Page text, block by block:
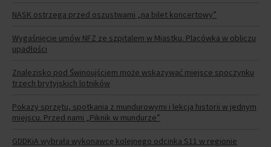
NASK ostrzega przed oszustwami „na bilet koncertowy”
Wygaśnięcie umów NFZ ze szpitalem w Miastku. Placówka w obliczu
upadłości
Znalezisko pod Świnoujściem może wskazywać miejsce spoczynku
trzech brytyjskich lotników
Pokazy sprzętu, spotkania z mundurowymi i lekcja historii w jednym
miejscu. Przed nami „Piknik w mundurze”
GDDKiA wybrała wykonawcę kolejnego odcinka S11 w regionie